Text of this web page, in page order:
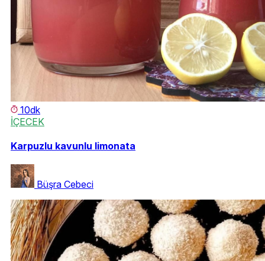
10dk
İÇECEK
Karpuzlu kavunlu limonata
Büşra Cebeci